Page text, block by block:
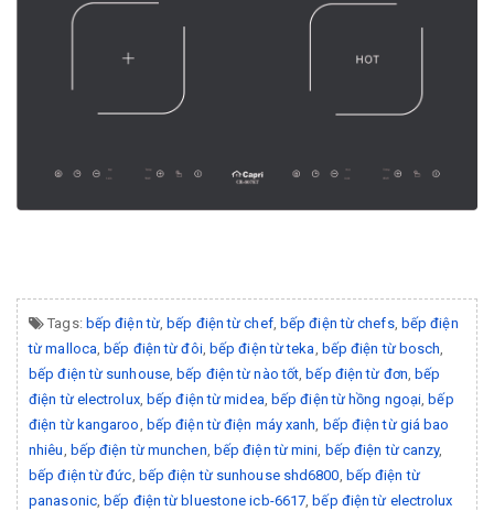
Tags: bếp điện từ, bếp điện từ chef, bếp điện từ chefs, bếp điện
từ malloca, bếp điện từ đôi, bếp điện từ teka, bếp điện từ bosch,
bếp điện từ sunhouse, bếp điện từ nào tốt, bếp điện từ đơn, bếp
điện từ electrolux, bếp điện từ midea, bếp điện từ hồng ngoại, bếp
điện từ kangaroo, bếp điện từ điện máy xanh, bếp điện từ giá bao
nhiêu, bếp điện từ munchen, bếp điện từ mini, bếp điện từ canzy,
bếp điện từ đức, bếp điện từ sunhouse shd6800, bếp điện từ
panasonic, bếp điện từ bluestone icb-6617, bếp điện từ electrolux